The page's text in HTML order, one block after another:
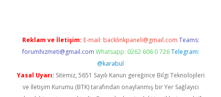
Reklam ve İletişim: E-mail: backlinkpaneli@gmail.com Teams:
forumhizmeti@gmail.com Whatsapp: 0262 606 0 726 Telegram:
@karabul
Yasal Uyarı: Sitemiz, 5651 Sayılı Kanun gereğince Bilgi Teknolojileri
ve İletişim Kurumu (BTK) tarafından onaylanmış bir Yer Sağlayıcı